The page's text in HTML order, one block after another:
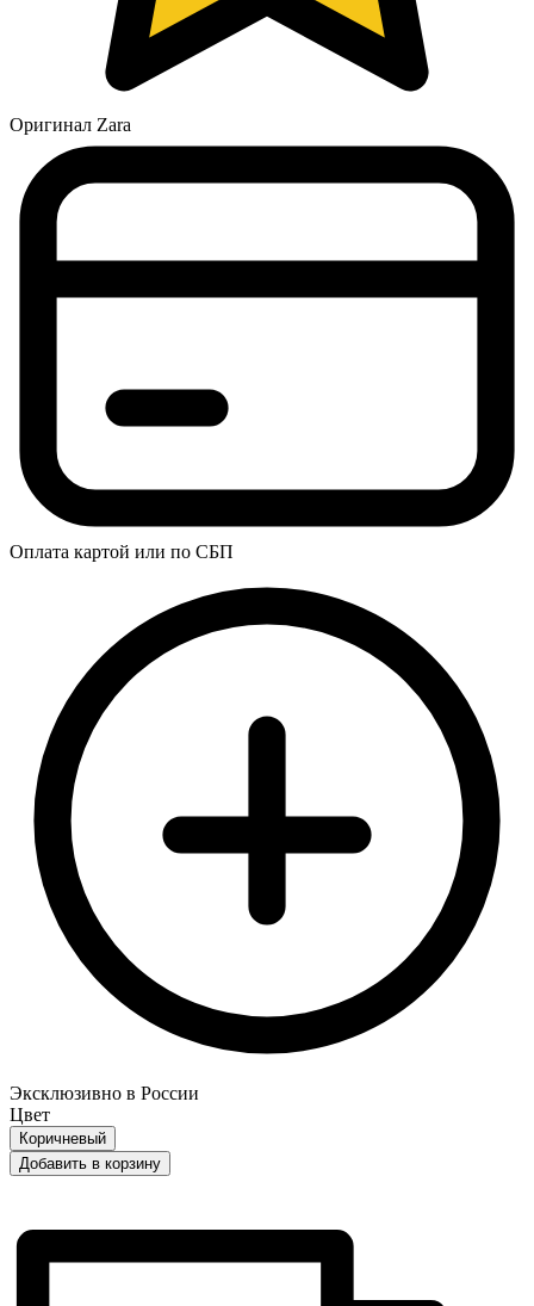
Оригинал Zara
Оплата картой или по СБП
Эксклюзивно в России
Цвет
Коричневый
Добавить в корзину